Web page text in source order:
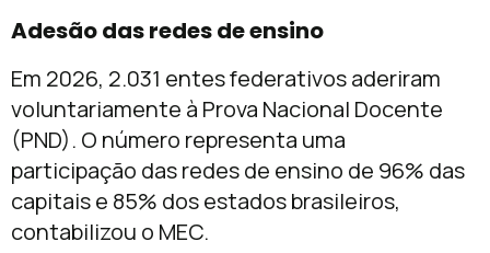
Adesão das redes de ensino
Em 2026, 2.031 entes federativos aderiram
voluntariamente à Prova Nacional Docente
(PND). O número representa uma
participação das redes de ensino de 96% das
capitais e 85% dos estados brasileiros,
contabilizou o MEC.